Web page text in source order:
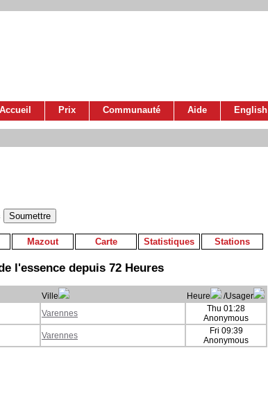
Accueil Prix Communauté Aide English
Mazout Carte Statistiques Stations
l'essence depuis 72 Heures
Ville Heure
/Usager
Varennes
Thu 01:28
Anonymous
Varennes
Fri 09:39
Anonymous